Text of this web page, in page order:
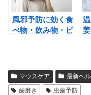
風邪予防に効く食
べ物・飲み物・ビ
マウスケア 最新ヘ
歯磨き
虫歯予防